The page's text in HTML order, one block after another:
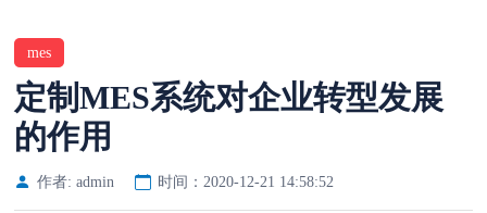
mes
定制MES系统对企业转型发展
的作用
作者: admin 时间：2020-12-21 14:58:52